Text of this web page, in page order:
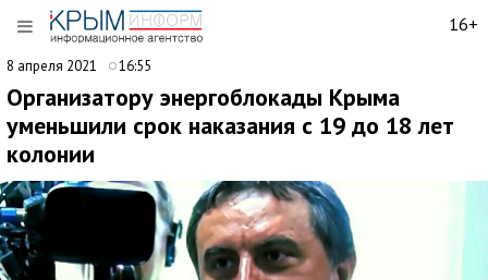
16+
8 апреля 2021 16:55
Организатору энергоблокады Крыма
уменьшили срок наказания с 19 до 18 лет
колонии